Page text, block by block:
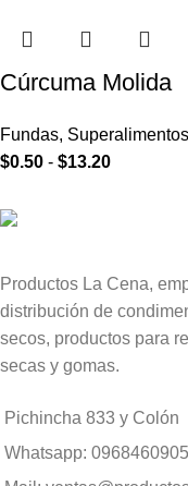
Cúrcuma Molida
Fundas, Superalimentos
$0.50 - $13.20
Productos La Cena,
distribución de
secos, productos para
secas y gomas.
Pichincha 833 y Colón
Whatsapp: 0968460905